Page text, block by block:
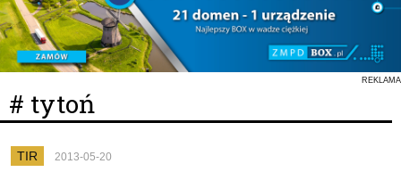
REKLAMA
# tytoń
TIR 2013-05-20